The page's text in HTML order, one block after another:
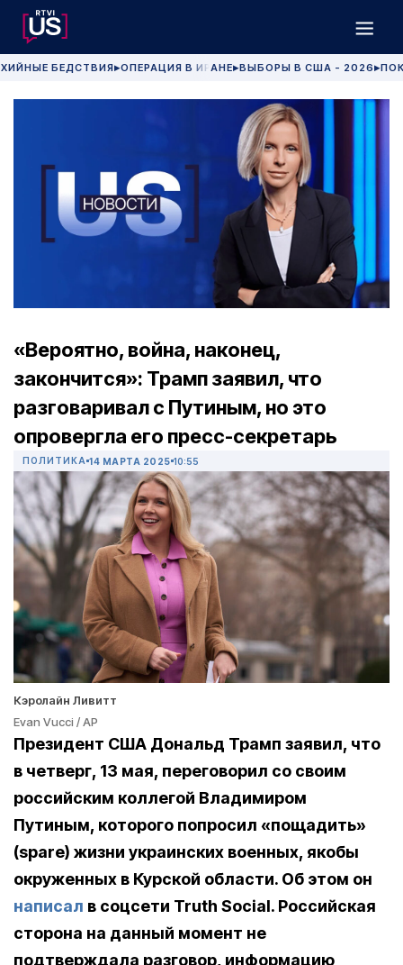
БЕДСТВИЯ▶ОПЕРАЦИЯ В ИРАНЕ▶ВЫБОРЫ В США - 2026 ▶
«Вероятно, война, наконец,
закончится»: Трамп заявил, что
разговаривал с Путиным, но это
опровергла его пресс-секретарь
ПОЛИТИКА 14 МАРТА 2025 10:55
Кэролайн Ливитт
Evan Vucci / AP
Президент США Дональд Трамп заявил, что
в четверг, 13 мая, переговорил со своим
российским коллегой Владимиром
Путиным, которого попросил «пощадить»
(spare) жизни украинских военных, якобы
окруженных в Курской области. Об этом он
написал в соцсети Truth Social. Российская
сторона на данный момент не
подтверждала разговор, информацию